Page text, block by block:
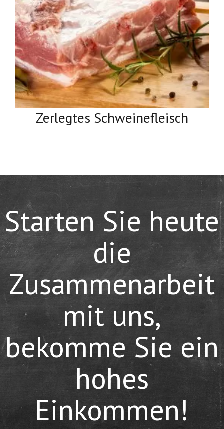
Zerlegtes Schweinefleisch
Starten Sie heute
die
Zusammenarbeit
mit uns,
bekomme Sie ein
hohes
Einkommen!